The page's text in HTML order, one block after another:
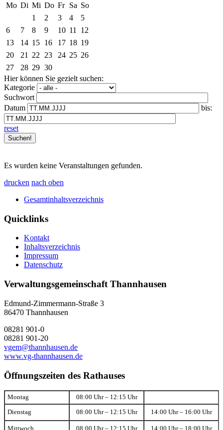
Mo Di Mi Do Fr Sa So
1
2 3 4
5
6
7 8 9 10 11
12
13
14 15 16 17 18 19
20
21 22 23 24 25 26
27
28 29 30
Hier können Sie gezielt suchen:
Kategorie
Suchwort
Datum
bis:
reset
Es wurden keine Veranstaltungen gefunden.
drucken nach oben
Gesamtinhaltsverzeichnis
Quicklinks
Kontakt
Inhaltsverzeichnis
Impressum
Datenschutz
Verwaltungsgemeinschaft Thannhausen
Edmund-Zimmermann-Straße 3
86470 Thannhausen
08281 901-0
08281 901-20
vgem@thannhausen.de
www.vg-thannhausen.de
Öffnungszeiten des Rathauses
Montag 08:00 Uhr – 12:15 Uhr
Dienstag 08:00 Uhr – 12:15 Uhr 14:00 Uhr – 16:00 Uhr